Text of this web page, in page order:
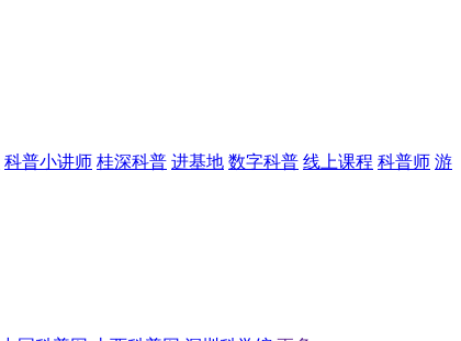
科普小讲师 桂深科普 进基地 数字科普 线上课程 科普师 游